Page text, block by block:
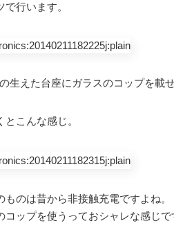
行います。
生えた台座にガラスのコップを載
とこんな感じ。
ものは昔から非接触充電ですよね。
コップを使うっておシャレな感じで